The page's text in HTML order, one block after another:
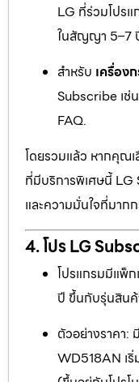
LG ที่ร่วมโปรแ
ในสัญญา 5–7
สำหรับ เครื่อง
Subscribe เช่
FAQ.
โดยรวมแล้ว หากคุณเ
ที่มีบริการพิเศษนี้ LG
และความมั่นใจที่มาก
4. โปร LG
โปรแกรมมีแพ็ก
ปี ขึ้นกับรุ่นสิน
ตัวอย่างราคา:
WD518AN เ